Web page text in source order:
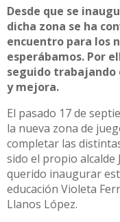
Desde que se
dicha zona se ha
encuentro para los
esperábamos. Por
seguido
y mejora.
El pasado 17 de
la nueva zona de
completar las
sido el propio alcalde
querido inaugurar
educación Violeta
Llanos López.